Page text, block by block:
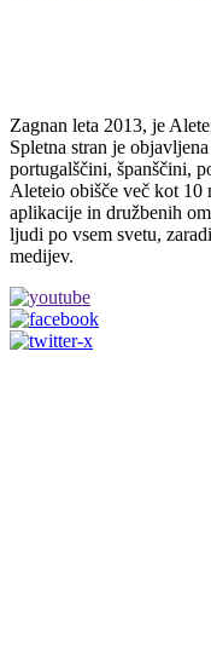
Zagnan leta 2013, je
Spletna stran je
portugalščini, španščini,
Aleteio obišče več kot 10
aplikacije in družbenih
ljudi po vsem svetu,
medijev.